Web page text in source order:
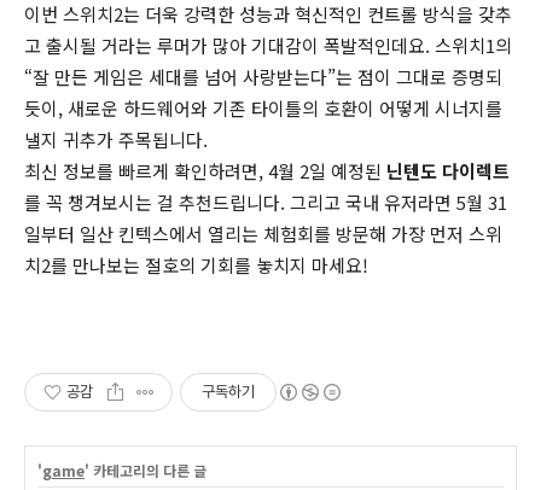
이번 스위치2는 더욱 강력한 성능과 혁신적인 컨트롤 방식을 갖추
고 출시될 거라는 루머가 많아 기대감이 폭발적인데요. 스위치1의
“잘 만든 게임은 세대를 넘어 사랑받는다”는 점이 그대로 증명되
듯이, 새로운 하드웨어와 기존 타이틀의 호환이 어떻게 시너지를
낼지 귀추가 주목됩니다.
최신 정보를 빠르게 확인하려면, 4월 2일 예정된 닌텐도 다이렉트
를 꼭 챙겨보시는 걸 추천드립니다. 그리고 국내 유저라면 5월 31
일부터 일산 킨텍스에서 열리는 체험회를 방문해 가장 먼저 스위
치2를 만나보는 절호의 기회를 놓치지 마세요!
공감 구독하기
'game' 카테고리의 다른 글